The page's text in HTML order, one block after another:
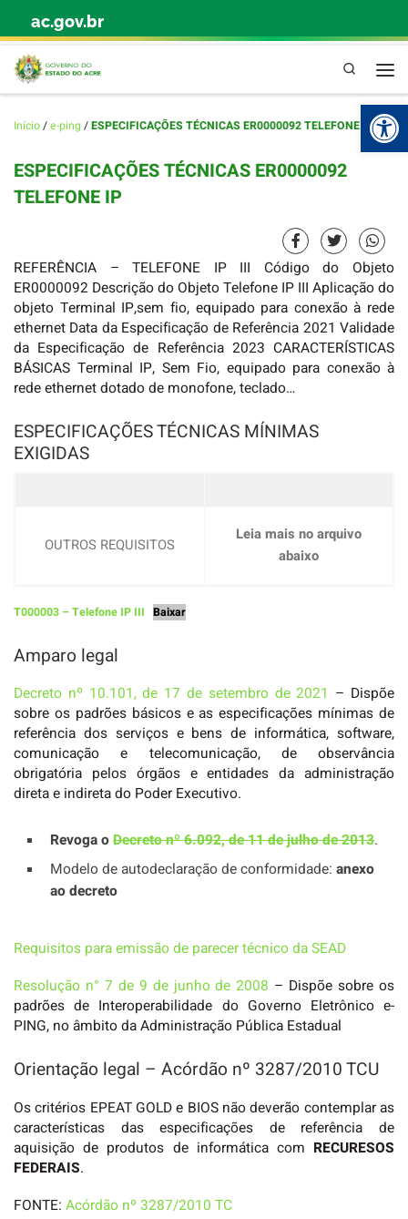
Skip to content
ac.gov.br
Pesquisa
Início/e-ping /ESPECIFICAÇÕES TÉCNICAS ER0000092 TELEFONE IP
ESPECIFICAÇÕES TÉCNICAS ER0000092
TELEFONE IP
REFERÊNCIA – TELEFONE IP III Código do Objeto
ER0000092 Descrição do Objeto Telefone IP III Aplicação do
objeto Terminal IP,sem fio, equipado para conexão à rede
ethernet Data da Especificação de Referência 2021 Validade
da Especificação de Referência 2023 CARACTERÍSTICAS
BÁSICAS Terminal IP, Sem Fio, equipado para conexão à
rede ethernet dotado de monofone, teclado…
ESPECIFICAÇÕES TÉCNICAS MÍNIMAS
EXIGIDAS
OUTROS REQUISITOS
Leia mais no arquivo
abaixo
T000003 – Telefone IP III Baixar
Amparo legal
Decreto nº 10.101, de 17 de setembro de 2021 – Dispõe
sobre os padrões básicos e as especificações mínimas de
referência dos serviços e bens de informática, software,
comunicação e telecomunicação, de observância
obrigatória pelos órgãos e entidades da administração
direta e indireta do Poder Executivo.
Revoga oDecreto nº 6.092, de 11 de julho de 2013.
Modelo de autodeclaração de conformidade: anexo
ao decreto
Requisitos para emissão de parecer técnico da SEAD
Resolução n° 7 de 9 de junho de 2008 – Dispõe sobre os
padrões de Interoperabilidade do Governo Eletrônico e-
PING, no âmbito da Administração Pública Estadual
Orientação legal – Acórdão nº 3287/2010 TCU
Os critérios EPEAT GOLD e BIOS não deverão contemplar as
características das especificações de referência de
aquisição de produtos de informática com RECURESOS
FEDERAIS.
FONTE: Acórdão nº 3287/2010 TC